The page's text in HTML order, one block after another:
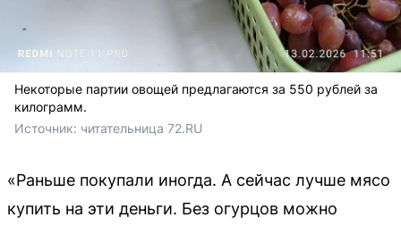
Некоторые партии овощей предлагаются за 550 рублей за
килограмм.
Источник: читательница 72.RU
«Раньше покупали иногда. А сейчас лучше мясо
купить на эти деньги. Без огурцов можно